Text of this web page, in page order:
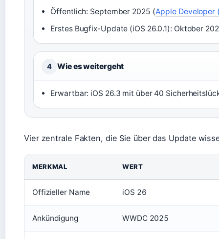
Öffentlich: September 2025 (Apple
Erstes Bugfix-Update (iOS 26.0.1): Oktober
4 Wie es weitergeht
Erwartbar: iOS 26.3 mit über 40
Vier zentrale Fakten, die Sie über das Update
MERKMAL WERT
Offizieller Name iOS 26
Ankündigung WWDC 2025